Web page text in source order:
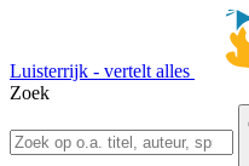
Luisterrijk - vertelt alles
Zoek